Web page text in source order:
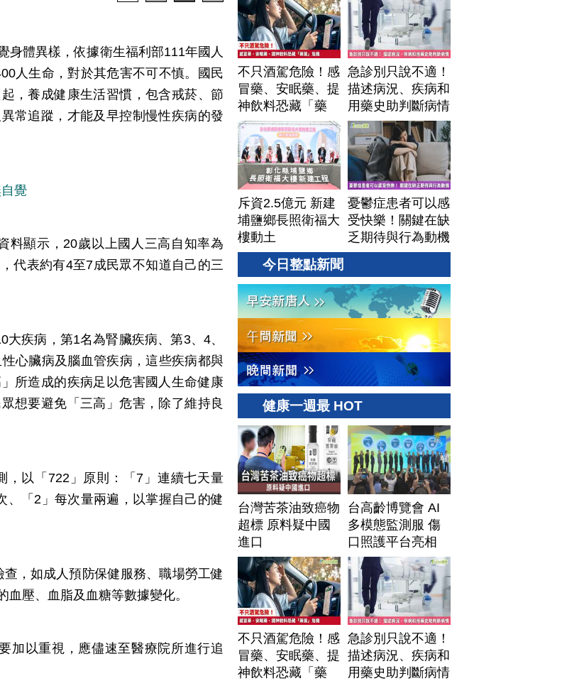
身體異樣，依據衛生福利部111年國人
人生命，對於其危害不可不慎。國民
，養成健康生活習慣，包含戒菸、節
常追蹤，才能及早控制慢性疾病的發
覺
料顯示，20歲以上國人三高自知率為
代表約有4至7成民眾不知道自己的三
疾病，第1名為腎臟疾病、第3、4、
心臟病及腦血管疾病，這些疾病都與
所造成的疾病足以危害國人生命健康
想要避免「三高」危害，除了維持良
，以「722」原則：「7」連續七天量
「2」每次量兩遍，以掌握自己的健
，如成人預防保健服務、職場勞工健
壓、血脂及血糖等數據變化。
加以重視，應儘速至醫療院所進行追
不只酒駕危險！感
冒藥、安眠藥、提
神飲料恐藏「藥
駕」危機
急診別只說不適！
描述病況、疾病和
用藥史助判斷病情
斥資2.5億元 新建
埔鹽鄉長照衛福大
樓動土
憂鬱症患者可以感
受快樂！關鍵在缺
乏期待與行為動機
今日整點新聞
健康一週最 HOT
台灣苦茶油致癌物
超標 原料疑中國
進口
台高齡博覽會 AI
多模態監測服 傷
口照護平台亮相
不只酒駕危險！感
冒藥、安眠藥、提
神飲料恐藏「藥
急診別只說不適！
描述病況、疾病和
用藥史助判斷病情